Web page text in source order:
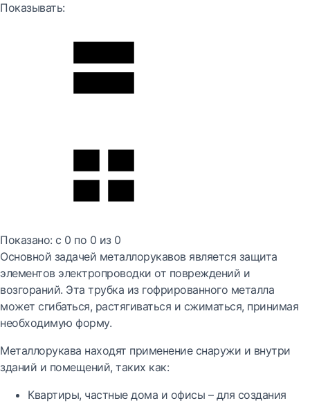
Показывать:
Показано: с 0 по 0 из 0
Основной задачей металлорукавов является защита
элементов электропроводки от повреждений и
возгораний. Эта трубка из гофрированного металла
может сгибаться, растягиваться и сжиматься, принимая
необходимую форму.
Металлорукава находят применение снаружи и внутри
зданий и помещений, таких как:
Квартиры, частные дома и офисы – для создания